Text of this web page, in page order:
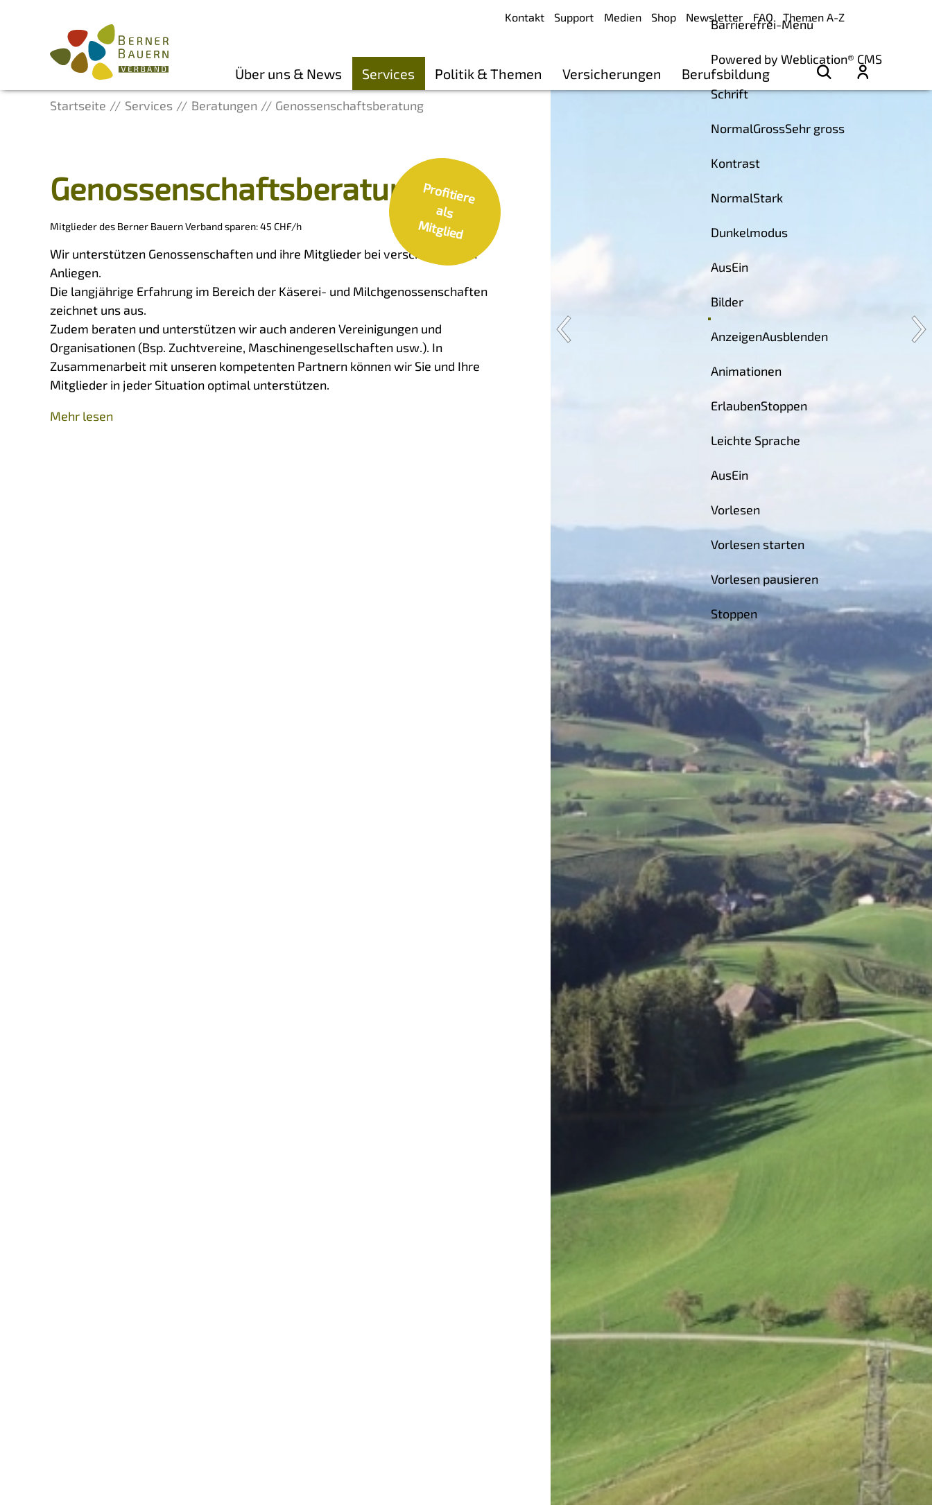
Barrierefrei-Menü
Powered by Weblication® CMS
Schrift
NormalGrossSehr gross
Kontrast
NormalStark
Dunkelmodus
AusEin
Bilder
AnzeigenAusblenden
Animationen
ErlaubenStoppen
Leichte Sprache
AusEin
Vorlesen
Vorlesen starten
Vorlesen pausieren
Stoppen
Kontakt Support Medien Shop Newsletter FAQ Themen A-Z
Über uns & News Services Politik & Themen Versicherungen Berufsbildung
Startseite Services Beratungen Genossenschaftsberatung
Genossenschaftsberatung
Mitglieder des Berner Bauern Verband sparen: 45 CHF/h
Wir unterstützen Genossenschaften und ihre Mitglieder bei verschiedensten
Anliegen.
Die langjährige Erfahrung im Bereich der Käserei- und Milchgenossenschaften
zeichnet uns aus.
Zudem beraten und unterstützen wir auch anderen Vereinigungen und
Organisationen (Bsp. Zuchtvereine, Maschinengesellschaften usw.). In
Zusammenarbeit mit unseren kompetenten Partnern können wir Sie und Ihre
Mitglieder in jeder Situation optimal unterstützen.
Mehr lesen
P
ro
fitie
re
a
ls
M
itg
lie
d